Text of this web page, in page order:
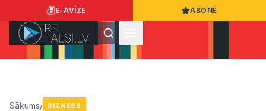
E-AVĪZE ABONĒ
Sākums/ BIZNESS